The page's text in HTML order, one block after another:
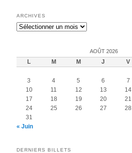
ARCHIVES
Archives
AOÛT 2026
L M M J V
3
4 5 6 7
10
11 12 13 14
17
18 19 20 21
24
25 26 27 28
31
« Juin
DERNIERS BILLETS